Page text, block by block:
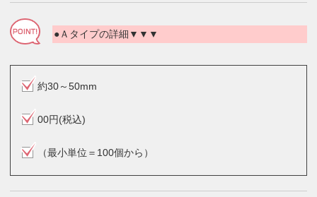
●Ａタイプの詳細▼▼▼
約30～50mm
00円(税込)
（最小単位＝100個から）